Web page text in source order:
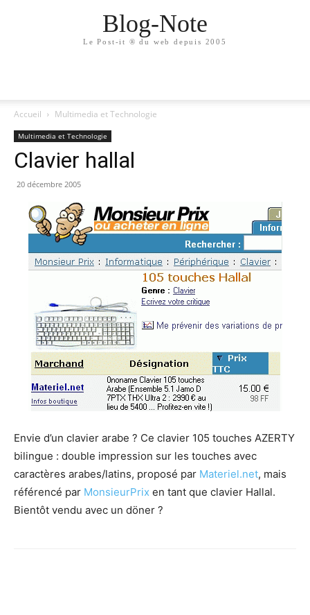
Blog-Note
Le Post-it ® du web depuis 2005
Accueil Multimedia et Technologie
Multimedia et Technologie
Clavier hallal
20 décembre 2005
Envie d’un clavier arabe ? Ce clavier 105 touches AZERTY
bilingue : double impression sur les touches avec
caractères arabes/latins, proposé par Materiel.net, mais
référencé par MonsieurPrix en tant que clavier Hallal.
Bientôt vendu avec un döner ?